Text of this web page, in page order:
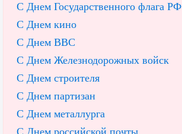
С Днем Государственного флага РФ
С Днем кино
С Днем ВВС
С Днем Железнодорожных войск
С Днем строителя
С Днем партизан
С Днем металлурга